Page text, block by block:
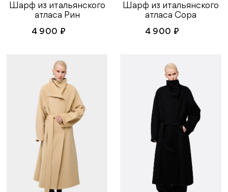
Шарф из итальянского
атласа Рин
4 900 ₽
Шарф из итальянского
атласа Сора
4 900 ₽